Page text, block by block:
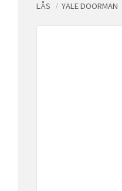
LÅS YALE DOORMAN